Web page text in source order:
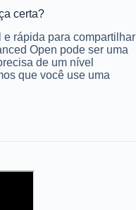
certa?
rápida para compartilhar
Open pode ser uma
de um nível
que você use uma